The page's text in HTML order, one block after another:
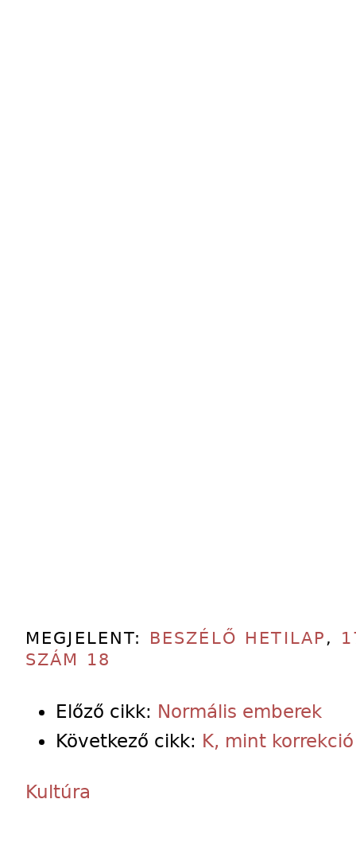
MEGJELENT: BESZÉLŐ HETILAP ,
SZÁM 18
Előző cikk: Normális emberek
Következő cikk: K, mint korrekció
Kultúra